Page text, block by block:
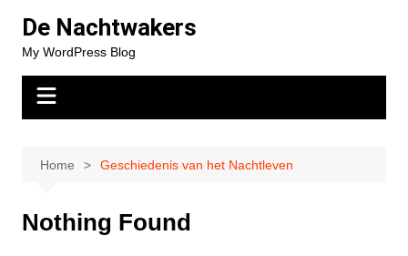
content
De Nachtwakers
My WordPress Blog
Home Geschiedenis van het Nachtleven
Nothing Found